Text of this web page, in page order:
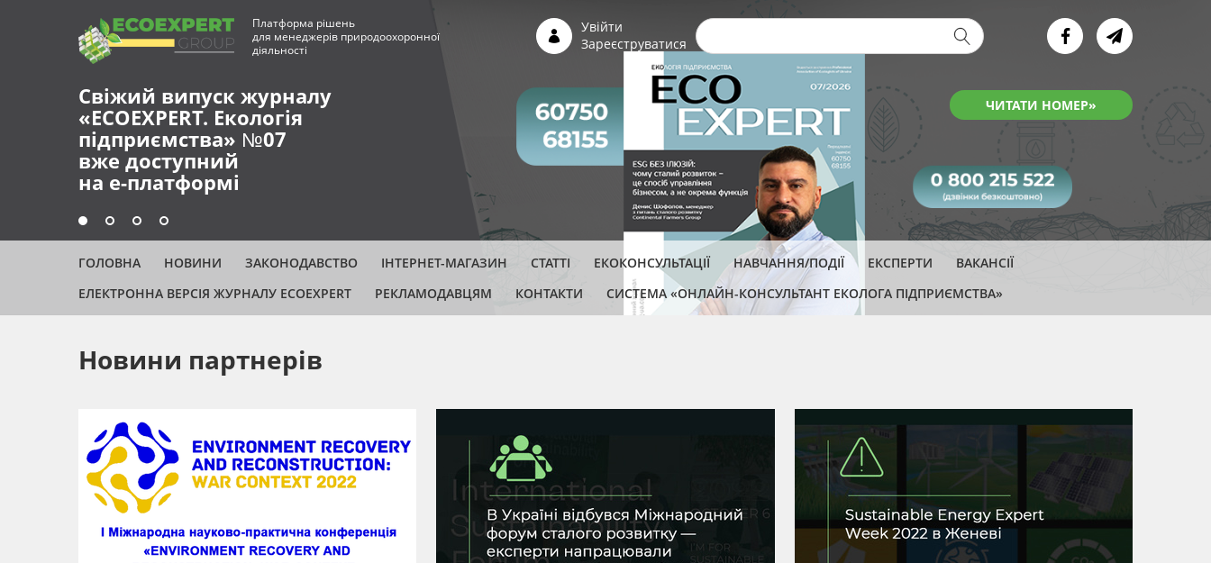
Свіжий випуск журналу
«ECOEXPERT. Екологія
підприємства» №07
вже доступний
на е-платформі
ЧИТАТИ НОМЕР»
Платформа рішень
для менеджерів природоохоронної
діяльності
Увійти
Зареєструватися Пошукова форма
ГОЛОВНА НОВИНИ ЗАКОНОДАВСТВО ІНТЕРНЕТ-МАГАЗИН СТАТТІ ЕКОКОНСУЛЬТАЦІЇ НАВЧАННЯ/ПОДІЇ ЕКСПЕРТИ
ВАКАНСІЇ
ЕЛЕКТРОННА ВЕРСІЯ ЖУРНАЛУ ECOEXPERT
РЕКЛАМОДАВЦЯМ КОНТАКТИ СИСТЕМА «ОНЛАЙН-КОНСУЛЬТАНТ ЕКОЛОГА ПІДПРИЄМСТВА»
Новини партнерів